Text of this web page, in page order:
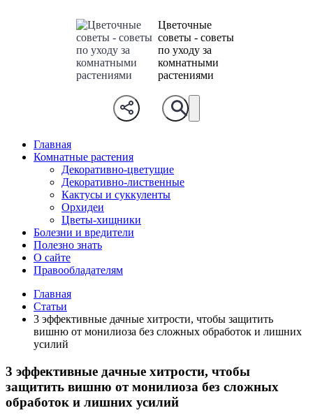
Цветочные
советы - советы
по уходу за
комнатными
растениями
Главная
Комнатные растения
Декоративно-цветущие
Декоративно-лиственные
Кактусы и суккуленты
Орхидеи
Цветы-хищники
Болезни и вредители
Полезно знать
О сайте
Правообладателям
Главная
Статьи
3 эффективные дачные хитрости, чтобы защитить
вишню от монилиоза без сложных обработок и лишних
усилий
3 эффективные дачные хитрости, чтобы
защитить вишню от монилиоза без сложных
обработок и лишних усилий